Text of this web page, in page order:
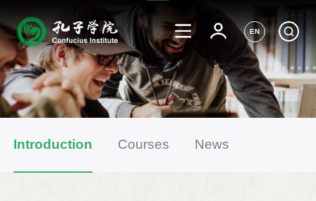
EN
Introduction Courses News